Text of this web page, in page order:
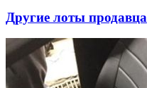
Другие лоты продавца